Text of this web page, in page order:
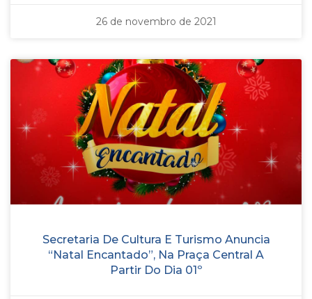
26 de novembro de 2021
Secretaria De Cultura E Turismo Anuncia
“Natal Encantado”, Na Praça Central A
Partir Do Dia 01º